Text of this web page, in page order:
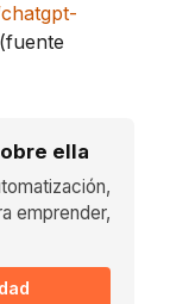
(fuente
ella
emprender,